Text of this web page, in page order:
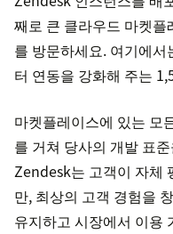
째로 큰 클라우드 마켓플
를 방문하세요. 여기에
터 연동을 강화해 주는
마켓플레이스에 있는 모
를 거쳐 당사의 개발 표
Zendesk는 고객이 자체
만, 최상의 고객 경험을
유지하고 시장에서 이용